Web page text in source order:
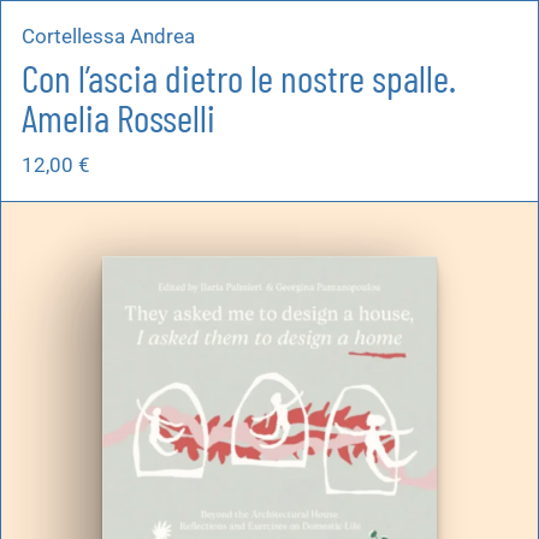
Cortellessa Andrea
Con l’ascia dietro le nostre spalle.
Amelia Rosselli
12,00 €